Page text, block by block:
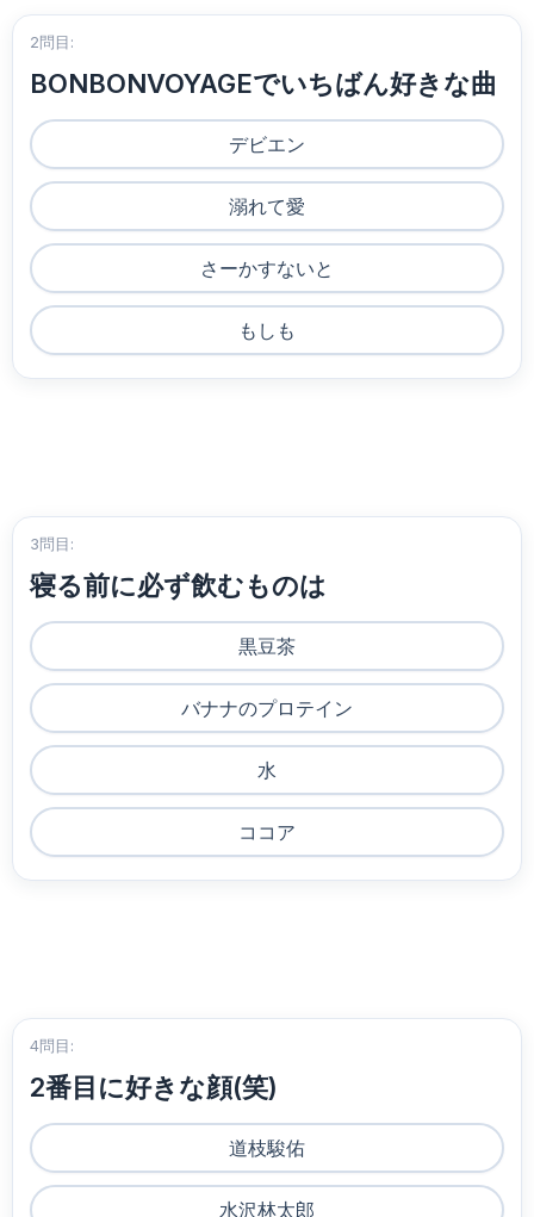
2問目:
BONBONVOYAGEでいちばん好きな曲
デビエン
溺れて愛
さーかすないと
もしも
3問目:
寝る前に必ず飲むものは
黒豆茶
バナナのプロテイン
水
ココア
4問目:
2番目に好きな顔(笑)
道枝駿佑
水沢林太郎